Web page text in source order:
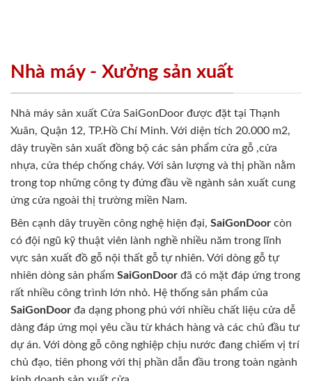
Nhà máy - Xưởng sản xuất
Nhà máy sản xuất Cửa SaiGonDoor được đặt tại Thạnh
Xuân, Quận 12, TP.Hồ Chí Minh. Với diện tích 20.000 m2,
dây truyền sản xuất đồng bộ các sản phẩm cửa gỗ ,cửa
nhựa, cửa thép chống cháy. Với sản lượng và thị phần nằm
trong top những công ty đứng đầu về ngành sản xuất cung
ứng cửa ngoài thị trường miền Nam.
Bên cạnh dây truyền công nghệ hiện đại, SaiGonDoor còn
có đội ngũ kỹ thuật viên lành nghề nhiều năm trong lĩnh
vực sản xuất đồ gỗ nội thất gỗ tự nhiên. Với dòng gỗ tự
nhiên dòng sản phẩm SaiGonDoor đã có mặt đáp ứng trong
rất nhiều công trình lớn nhỏ. Hệ thống sản phẩm của
SaiGonDoor đa dạng phong phú với nhiều chất liệu cửa dễ
dàng đáp ứng mọi yêu cầu từ khách hàng và các chủ đầu tư
dự án. Với dòng gỗ công nghiệp chịu nước đang chiếm vị trí
chủ đạo, tiên phong với thị phần dẫn đầu trong toàn ngành